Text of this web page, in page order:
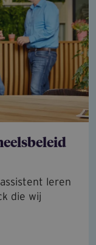
leren
die wij